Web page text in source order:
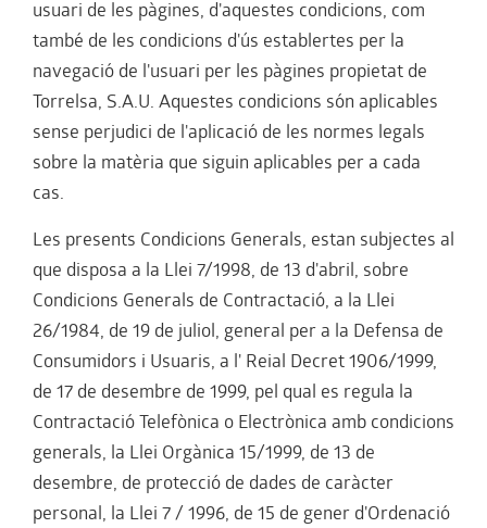
usuari de les pàgines, d'aquestes condicions, com
també de les condicions d'ús establertes per la
navegació de l'usuari per les pàgines propietat de
Torrelsa, S.A.U. Aquestes condicions són aplicables
sense perjudici de l'aplicació de les normes legals
sobre la matèria que siguin aplicables per a cada
cas.
Les presents Condicions Generals, estan subjectes al
que disposa a la Llei 7/1998, de 13 d'abril, sobre
Condicions Generals de Contractació, a la Llei
26/1984, de 19 de juliol, general per a la Defensa de
Consumidors i Usuaris, a l' Reial Decret 1906/1999,
de 17 de desembre de 1999, pel qual es regula la
Contractació Telefònica o Electrònica amb condicions
generals, la Llei Orgànica 15/1999, de 13 de
desembre, de protecció de dades de caràcter
personal, la Llei 7 / 1996, de 15 de gener d'Ordenació